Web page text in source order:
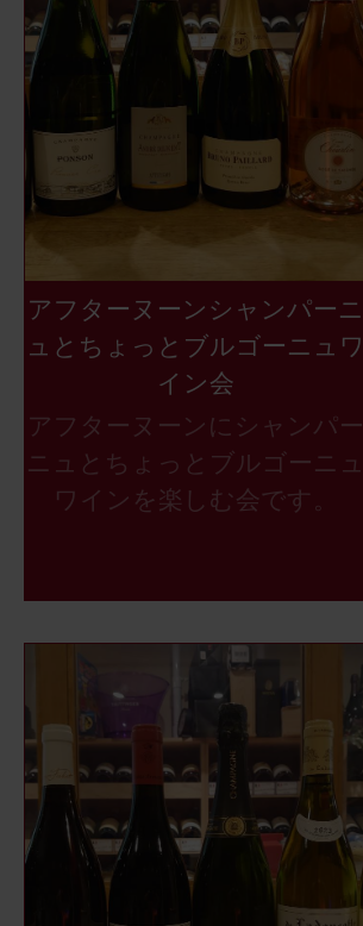
アフターヌーンシャンパーニ
ュとちょっとブルゴーニュワ
イン会
アフターヌーンにシャンパー
ニュとちょっとブルゴーニュ
ワインを楽しむ会です。